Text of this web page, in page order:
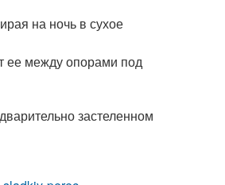
на ночь в сухое
ее между опорами под
застеленном